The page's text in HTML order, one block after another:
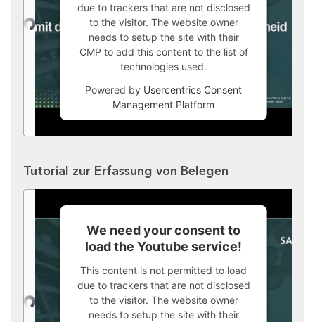
due to trackers that are not disclosed
to the visitor. The website owner
needs to setup the site with their
CMP to add this content to the list of
technologies used.
Powered by Usercentrics Consent
Management Platform
Tutorial zur Erfassung von Belegen
We need your consent to
load the Youtube service!
This content is not permitted to load
due to trackers that are not disclosed
to the visitor. The website owner
needs to setup the site with their